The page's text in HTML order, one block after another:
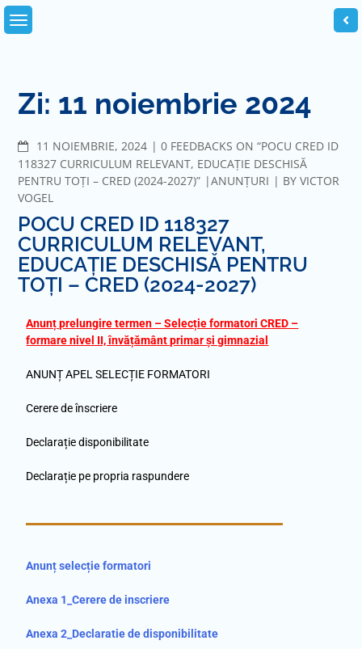
Zi: 11 noiembrie 2024
11 NOIEMBRIE, 2024
0 FEEDBACKS ON “POCU CRED ID
118327 CURRICULUM RELEVANT, EDUCAȚIE DESCHISĂ
PENTRU TOȚI – CRED (2024-2027)”
ANUNȚURI BYVICTOR
VOGEL
POCU CRED ID 118327
CURRICULUM RELEVANT,
EDUCAȚIE DESCHISĂ PENTRU
TOȚI – CRED (2024-2027)
Anunț prelungire termen – Selecție formatori CRED –
formare nivel II, învățământ primar și gimnazial
ANUNȚ APEL SELECȚIE FORMATORI
Cerere de înscriere
Declarație disponibilitate
Declarație pe propria raspundere
Anunț selecție formatori
Anexa 1_Cerere de inscriere
Anexa 2_Declaratie de disponibilitate